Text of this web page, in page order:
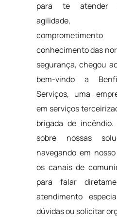
para te atender
agilidade,
conhecimento das
segurança, chegou
bem-vindo a
Serviços, uma
em serviços
brigada de
sobre nossas
navegando em
os canais de
para falar
atendimento
dúvidas ou solicitar